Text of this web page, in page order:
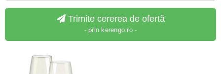
Trimite cererea de ofertă
- prin kerengo.ro -